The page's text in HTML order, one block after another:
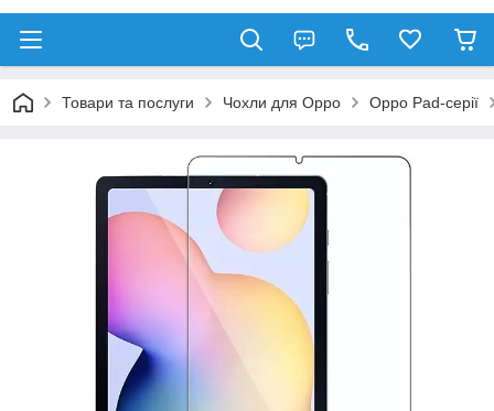
Товари та послуги Чохли для Oppo Oppo Pad-серії